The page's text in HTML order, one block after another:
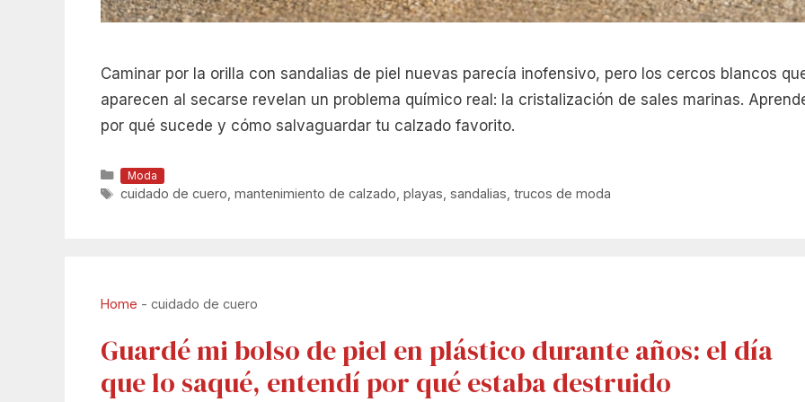
Caminar por la orilla con sandalias de piel nuevas parecía inofensivo, pero los cercos blancos
aparecen al secarse revelan un problema químico real: la cristalización de sales marinas.
por qué sucede y cómo salvaguardar tu calzado favorito.
Categorías
Moda
Etiquetas
cuidado de cuero mantenimiento de calzado playas sandalias trucos de moda
Home - cuidado de cuero
Guardé mi bolso de piel en plástico durante años: el día
que lo saqué, entendí por qué estaba destruido